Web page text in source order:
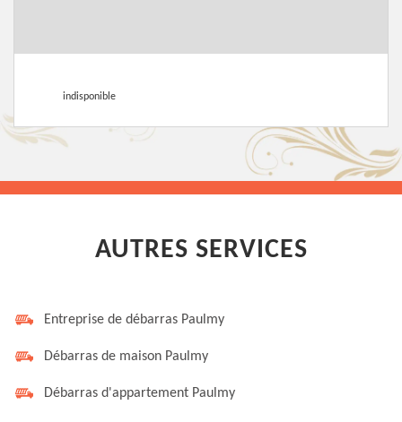
indisponible
AUTRES SERVICES
Entreprise de débarras Paulmy
Débarras de maison Paulmy
Débarras d'appartement Paulmy